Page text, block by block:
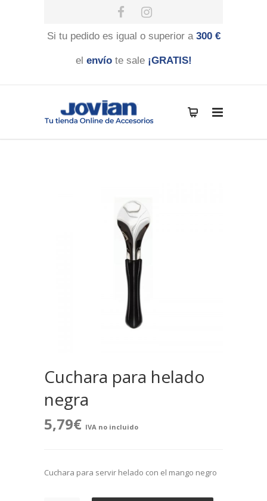
Si tu pedido es igual o superior a300 €
el envíote sale ¡GRATIS!
Cuchara para helado
negra
5,79€ IVA no incluido
Cuchara para servir helado con el mango negro